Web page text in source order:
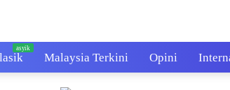
Malaysia Terkini Opini